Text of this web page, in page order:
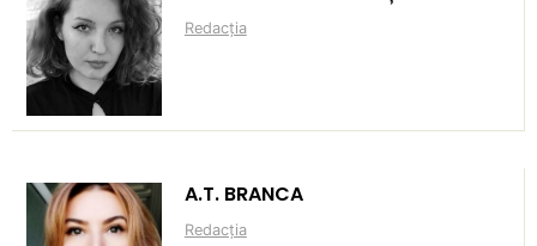
Redacția
A.T. BRANCA
Redacția